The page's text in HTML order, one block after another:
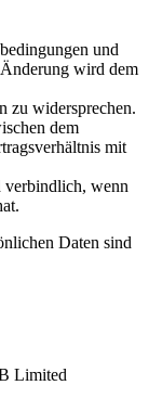
und
wird dem
zu widersprechen.
dem
mit
verbindlich, wenn
Daten sind
Limited